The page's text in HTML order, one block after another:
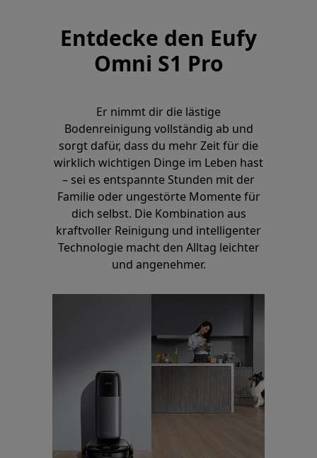
Entdecke den Eufy
Omni S1 Pro
Er nimmt dir die lästige
Bodenreinigung vollständig ab und
sorgt dafür, dass du mehr Zeit für die
wirklich wichtigen Dinge im Leben hast
– sei es entspannte Stunden mit der
Familie oder ungestörte Momente für
dich selbst. Die Kombination aus
kraftvoller Reinigung und intelligenter
Technologie macht den Alltag leichter
und angenehmer.